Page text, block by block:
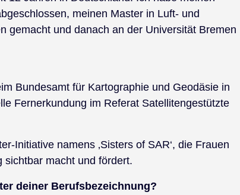
meinen Master in Luft- und
gemacht und danach an der Universität Bremen
Bundesamt für Kartographie und Geodäsie in
Fernerkundung im Referat Satellitengestützte
Initiative namens ‚Sisters of SAR‘, die Frauen
sichtbar macht und fördert.
deiner Berufsbezeichnung?